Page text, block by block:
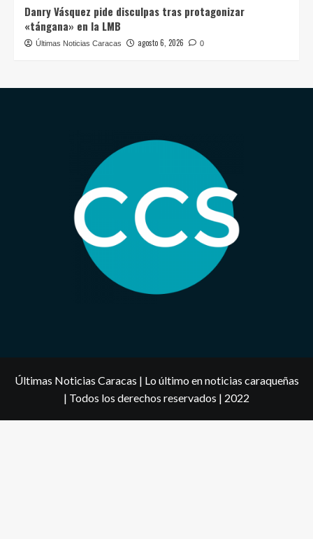
Danry Vásquez pide disculpas tras protagonizar
«tángana» en la LMB
Últimas Noticias Caracas agosto 6, 2026 0